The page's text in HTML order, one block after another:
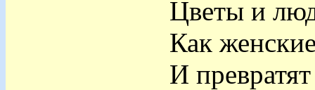
Цветы и
Как
И